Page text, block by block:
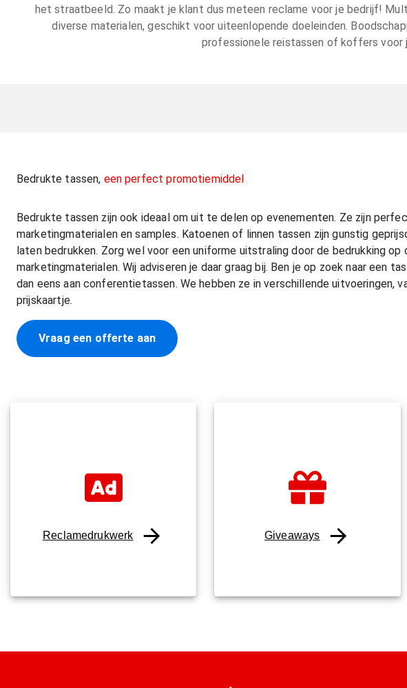
het straatbeeld. Zo maakt je klant dus meteen reclame voor je bedrijf!
diverse materialen, geschikt voor uiteenlopende doeleinden.
professionele reistassen of koffers voor
Bedrukte tassen, een perfect promotiemiddel
Bedrukte tassen zijn ook ideaal om uit te delen op evenementen. Ze zijn
marketingmaterialen en samples. Katoenen of linnen tassen zijn gunstig
laten bedrukken. Zorg wel voor een uniforme uitstraling door de bedrukking
marketingmaterialen. Wij adviseren je daar graag bij. Ben je op zoek naar een
dan eens aan conferentietassen. We hebben ze in verschillende uitvoeringen,
prijskaartje.
Vraag een offerte aan
Reclamedrukwerk Giveaways